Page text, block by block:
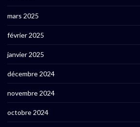
mars 2025
février 2025
janvier 2025
décembre 2024
novembre 2024
octobre 2024